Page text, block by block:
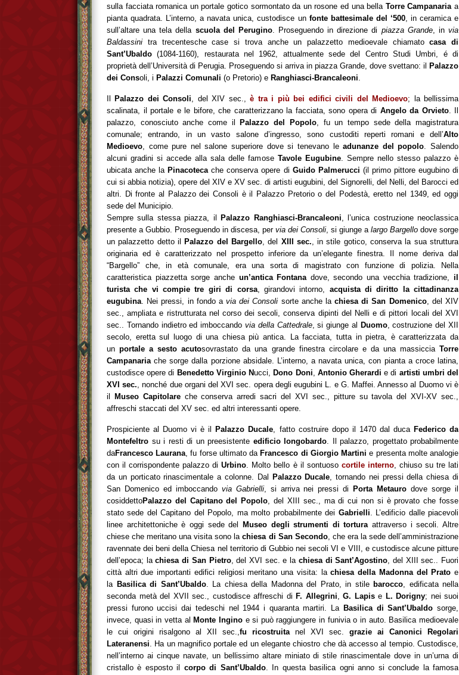
sulla facciata romanica un portale gotico sormontato da un rosone ed una bellaTorre Campanariaa
pianta quadrata. L’interno, a navata unica, custodisce un fonte battesimale del ‘500, in ceramica e
sull’altare una tela della scuola del Perugino. Proseguendo in direzione di piazza Grande, invia
Baldassini tra trecentesche case si trova anche un palazzetto medioevale chiamatocasa di
Sant’Ubaldo(1084-1160), restaurata nel 1962, attualmente sede del Centro Studi Umbri, é di
proprietà dell’Università di Perugia. Proseguendo si arriva in piazza Grande, dove svettano: il
Palazzo
dei Consoli, i Palazzi Comunali (o Pretorio) e Ranghiasci-Brancaleoni.
Palazzo dei Consoli, del XIV sec.,è tra i più bei edifici civili del Medioevo; la bellissima
scalinata, il portale e le bifore, che caratterizzano la facciata, sono opera di Angelo da Orvieto. Il
palazzo, conosciuto anche come il
Palazzo del Popolo, fu un tempo sede della magistratura
comunale; entrando, in un vasto salone d’ingresso, sono custoditi reperti romani e dell’Alto
Medioevo, come pure nel salone superiore dove si tenevano leadunanze del popolo. Salendo
alcuni gradini si accede alla sala delle famose Tavole Eugubine. Sempre nello stesso palazzo è
ubicata anche la Pinacotecache conserva opere di Guido Palmerucci (il primo pittore eugubino di
cui si abbia notizia), opere del XIV e XV sec. di artisti eugubini, del Signorelli, del Nelli, del Barocci ed
altri. Di fronte al Palazzo dei Consoli è il Palazzo Pretorio o del Podestà, eretto nel 1349, ed oggi
sede del Municipio.
Sempre sulla stessa piazza, il
Palazzo Ranghiasci-Brancaleoni, l’unica costruzione neoclassica
presente a Gubbio. Proseguendo in discesa, per via dei Consoli, si giunge a largo Bargello dove sorge
un palazzetto detto il
Palazzo del Bargello, del XIII sec., in stile gotico, conserva la sua struttura
originaria ed è caratterizzato nel prospetto inferiore da un’elegante finestra. Il nome deriva dal
“Bargello” che, in età comunale, era una sorta di magistrato con funzione di polizia. Nella
caratteristica piazzetta sorge anche un’antica Fontana dove, secondo una vecchia tradizione,il
turista che vi compie tre giri di corsa, girandovi intorno, acquista di diritto
la cittadinanza
eugubina. Nei pressi, in fondo avia dei Consoli sorte anche lachiesa di San Domenico, del XIV
sec., ampliata e ristrutturata nel corso dei secoli, conserva dipinti del Nelli e di pittori locali del XVI
sec.. Tornando indietro ed imboccando via della Cattedrale, si giunge al Duomo, costruzione del XII
secolo, eretta sul luogo di una chiesa più antica. La facciata, tutta in pietra, è caratterizzata da
unportale a sesto acutosovrastato da una grande finestra circolare e da una massicciaTorre
Campanariache sorge dalla porzione absidale. L’interno, a navata unica, con pianta a croce latina,
custodisce opere di Benedetto Virginio Nucci, Dono Doni, Antonio Gherardie di artisti umbri del
XVI sec., nonché due organi del XVI sec. opera degli eugubini L. e G. Maffei. Annesso al Duomo vi è
il
Museo Capitolare che conserva arredi sacri del XVI sec., pitture su tavola del XVI-XV sec.,
affreschi staccati del XV sec. ed altri interessanti opere.
Prospiciente al Duomo vi è il Palazzo Ducale, fatto costruire dopo il 1470 dal duca Federico da
Montefeltro su i resti di un preesistente edificio longobardo. Il palazzo, progettato probabilmente
daFrancesco Laurana, fu forse ultimato da Francesco di Giorgio Martinie presenta molte analogie
con il corrispondente palazzo diUrbino. Molto bello è il sontuoso cortile interno, chiuso su tre lati
da un porticato rinascimentale a colonne. Dal
Palazzo Ducale, tornando nei pressi della chiesa di
San Domenico ed imboccando via Gabrielli, si arriva nei pressi di Porta Metaurodove sorge il
cosiddettoPalazzo del Capitano del Popolo, del XIII sec., ma di cui non si è provato che fosse
stato sede del Capitano del Popolo, ma molto probabilmente dei Gabrielli. L’edificio dalle piacevoli
linee architettoniche è oggi sede del
Museo degli strumenti di torturaattraverso i secoli. Altre
chiese che meritano una visita sono lachiesa di San Secondo, che era la sede dell’amministrazione
ravennate dei beni della Chiesa nel territorio di Gubbio nei secoli VI e VIII, e custodisce alcune pitture
dell’epoca; lachiesa di San Pietro, del XVI sec. e la chiesa di Sant’Agostino, del XIII sec.. Fuori
città altri due importanti edifici religiosi meritano una visita: lachiesa della Madonna del Pratoe
la Basilica di Sant’Ubaldo. La chiesa della Madonna del Prato, in stile barocco, edificata nella
seconda metà del XVII sec., custodisce affreschi di F. Allegrini, G. Lapis e L. Dorigny; nei suoi
pressi furono uccisi dai tedeschi nel 1944 i quaranta martiri. La Basilica di Sant’Ubaldosorge,
invece, quasi in vetta al Monte Ingino e si può raggiungere in funivia o in auto. Basilica medioevale
le cui origini risalgono al XII sec.,fu ricostruita nel XVI sec. grazie ai Canonici Regolari
Lateranensi. Ha un magnifico portale ed un elegante chiostro che dà accesso al tempio. Custodisce,
nell’interno ai cinque navate, un bellissimo altare miniato di stile rinascimentale dove in un’urna di
cristallo è esposto il corpo di Sant’Ubaldo. In questa basilica ogni anno si conclude la famosa